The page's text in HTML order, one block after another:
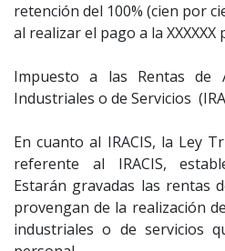
retención del 100% (cien por
al realizar el pago a la
Impuesto a las Rentas de
Industriales o de Servicios
En cuanto al IRACIS, la Ley
referente al IRACIS,
Estarán gravadas las rentas
provengan de la realización
industriales o de servicios